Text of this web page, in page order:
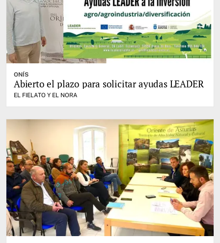
ONÍS
Abierto el plazo para solicitar ayudas LEADER
EL FIELATO Y EL NORA